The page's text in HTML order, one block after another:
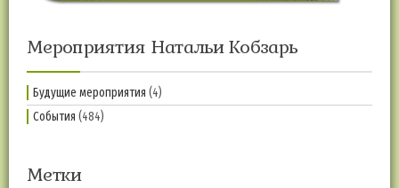
Мероприятия Натальи Кобзарь
Будущие мероприятия (4)
События (484)
Метки